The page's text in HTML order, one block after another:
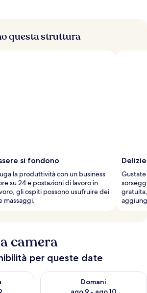
a
a
t
o
questa struttura
si fondono
la produttività con un business
su 24 e postazioni di lavoro in
gli ospiti possono usufruire dei
massaggi.
Gustate
camera
per queste date
per questa sera, ago 8 - ago 9
Domani
Verifica la disponibilità per